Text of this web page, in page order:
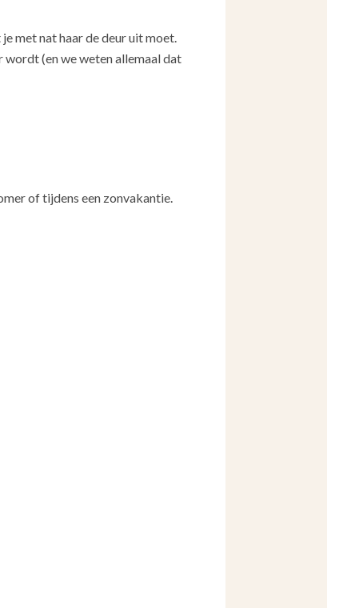
met nat haar de deur uit moet.
(en we weten allemaal dat
of tijdens een zonvakantie.